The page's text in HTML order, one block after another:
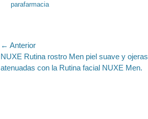
parafarmacia
Navegación
de
← Anterior
Entrada
anterior:
NUXE Rutina rostro Men piel suave y ojeras
atenuadas con la Rutina facial NUXE Men.